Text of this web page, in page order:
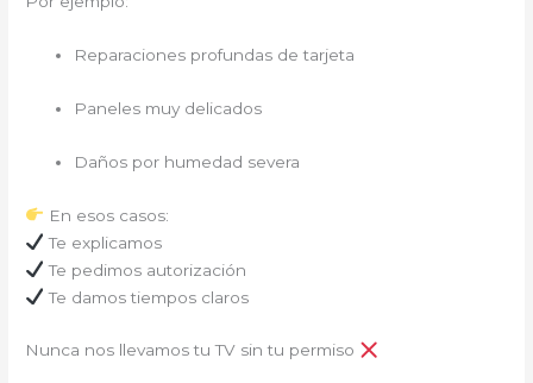
Reparaciones profundas de tarjeta
Paneles muy delicados
Daños por humedad severa
En esos casos:
Te explicamos
Te pedimos autorización
Te damos tiempos claros
Nunca nos llevamos tu TV sin tu permiso